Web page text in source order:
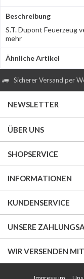
Beschreibung
S.T. Dupont Feuerzeug
mehr
Ähnliche Artikel
Sicherer Versand per
NEWSLETTER
ÜBER UNS
SHOPSERVICE
INFORMATIONEN
KUNDENSERVICE
UNSERE
WIR VERSENDEN